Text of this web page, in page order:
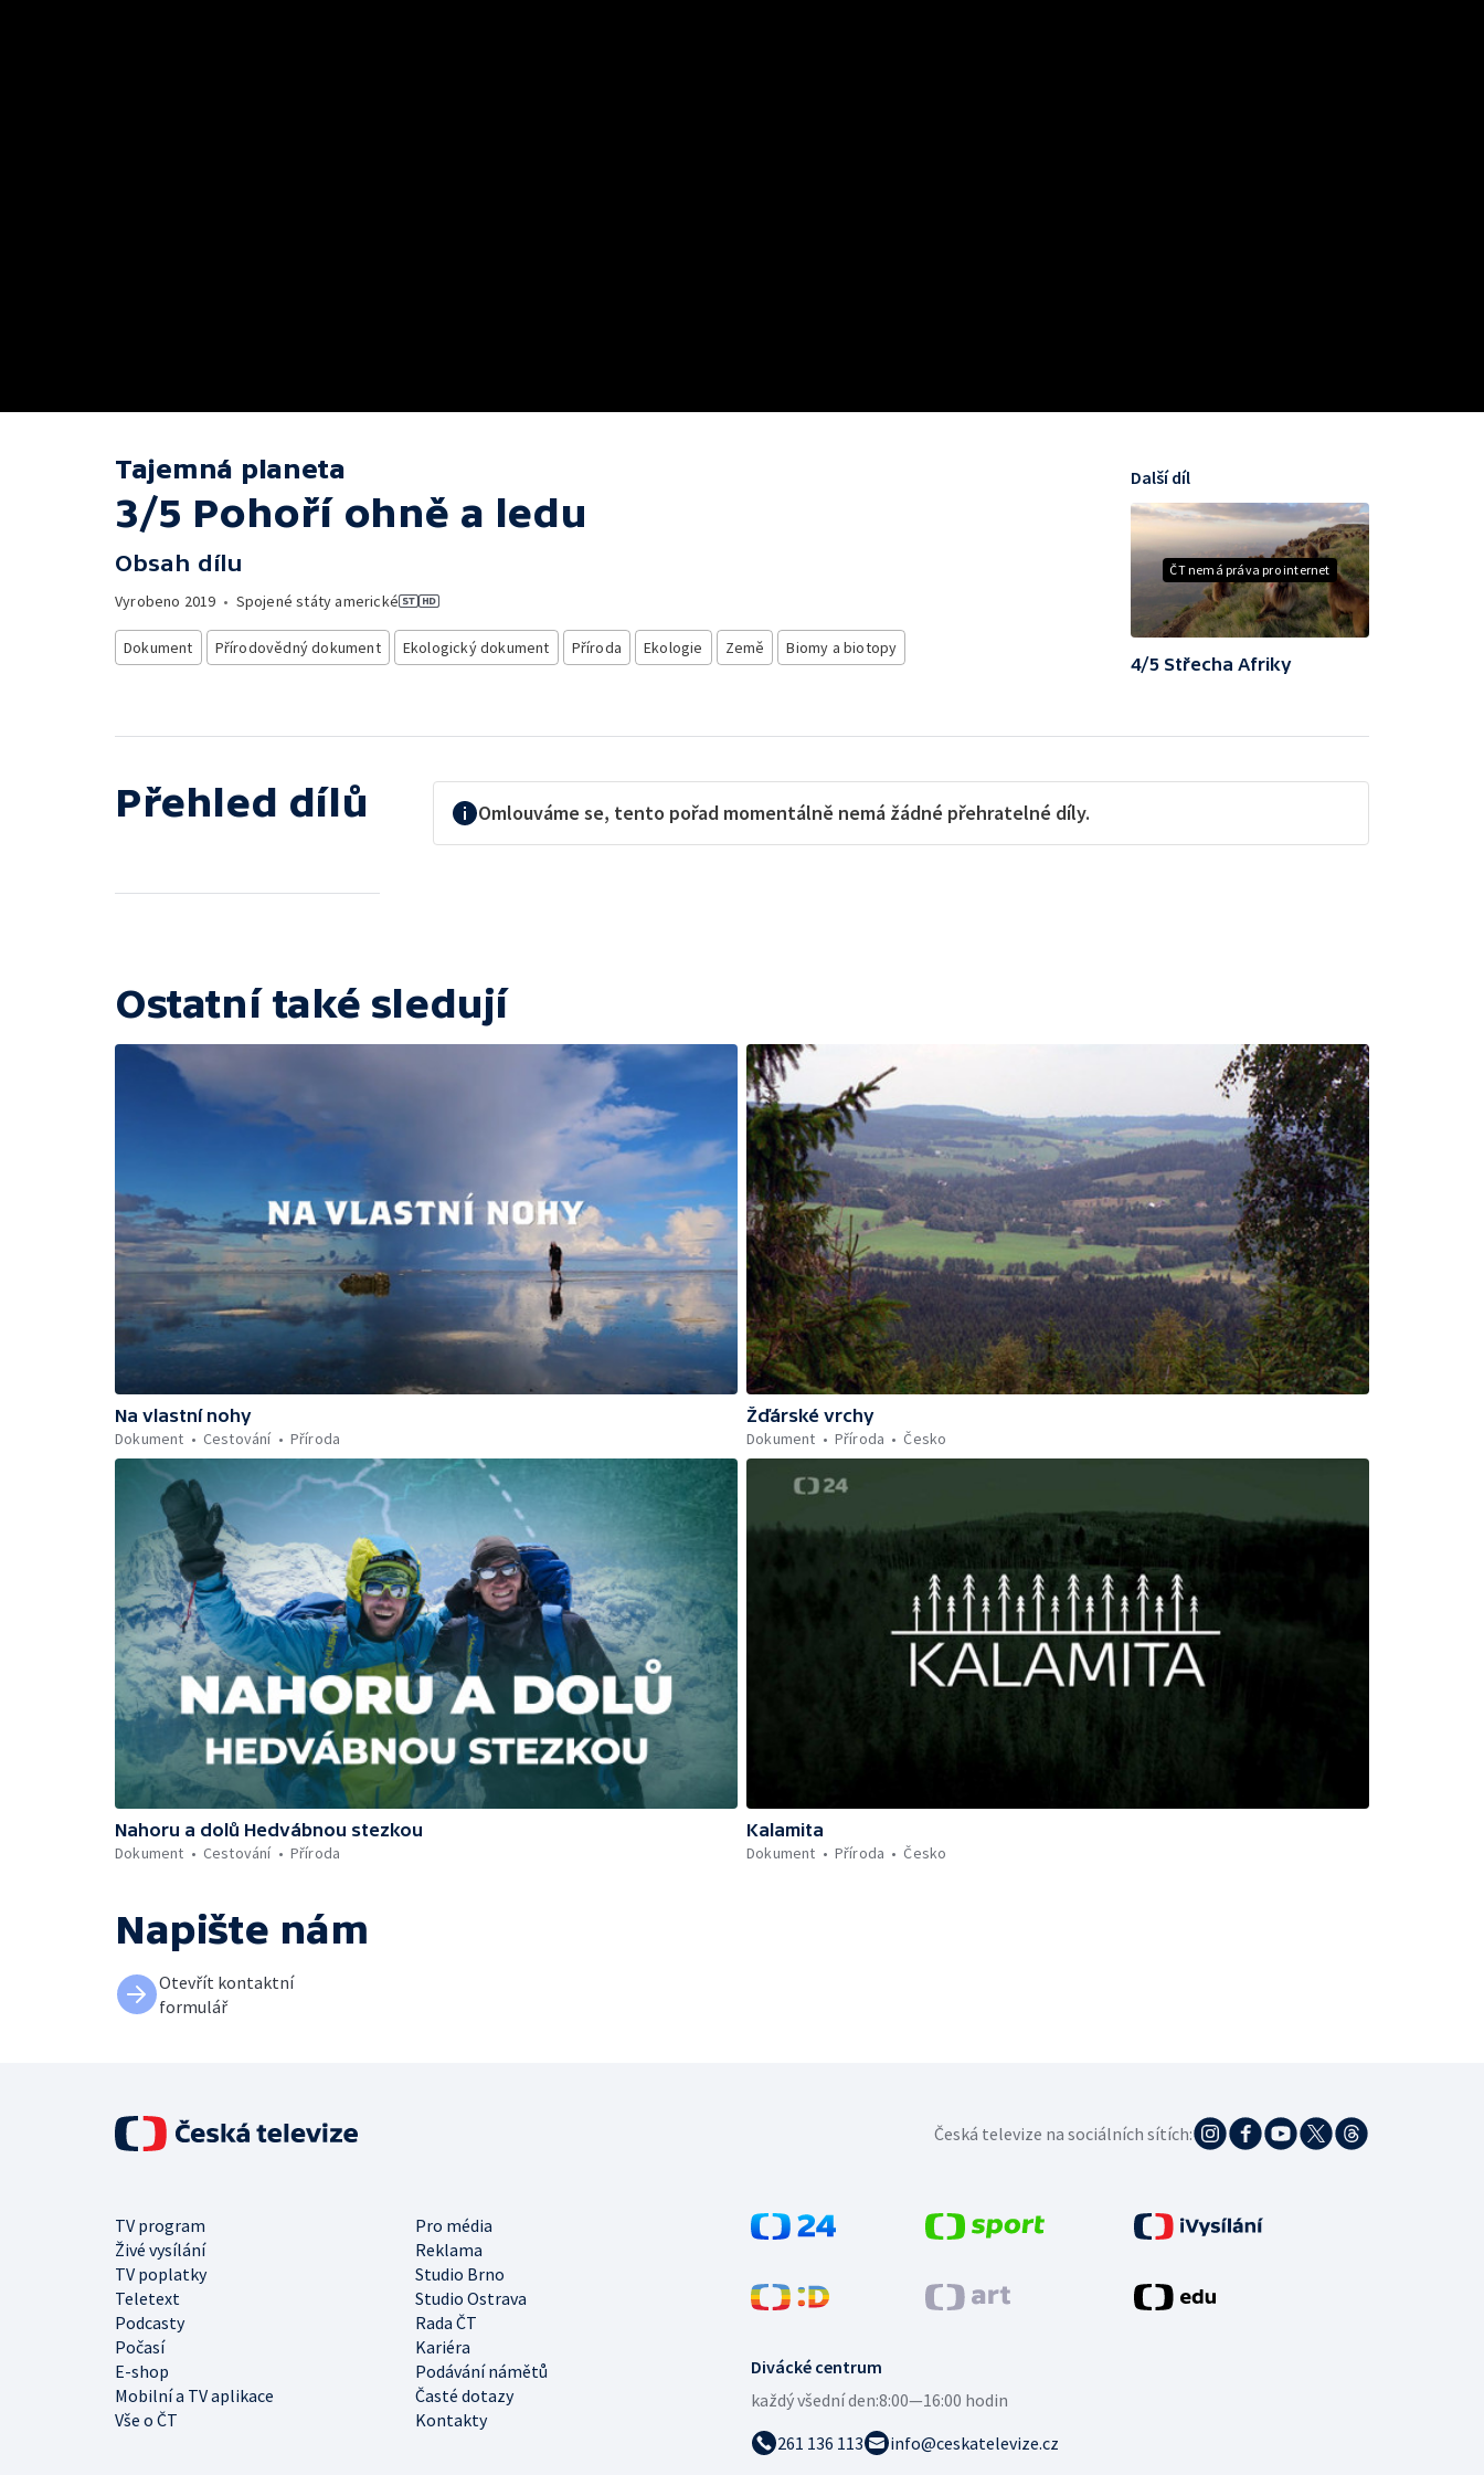
Tajemná planeta
3/5 Pohoří ohně a ledu
Obsah dílu
Vyrobeno 2019 • Spojené státy americké
Dokument Přírodovědný dokument Ekologický dokument Příroda Ekologie Země Biomy a biotopy
ČT nemá práva pro internet
Další díl
4/5 Střecha Afriky
Přehled dílů Omlouváme se, tento pořad momentálně nemá žádné přehratelné díly.
Ostatní také sledují
Na vlastní nohy
Dokument
Cestování Příroda
Žďárské vrchy
Dokument
Příroda Česko
Nahoru a dolů Hedvábnou stezkou
Dokument
Cestování Příroda
Kalamita
Dokument
Příroda Česko
Napište nám
Otevřít kontaktní
formulář
Divácké centrum
každý všední den:8:00—16:00 hodin
261 136 113
info@ceskatelevize.cz
TV program
Pro média
Živé vysílání
Reklama
TV poplatky
Studio Brno
Teletext
Studio Ostrava
Podcasty
Rada ČT
Počasí
Kariéra
E-shop
Podávání námětů
Mobilní a TV aplikace
Časté dotazy
Vše o ČT
Kontakty
Česká televize na sociálních sítích: